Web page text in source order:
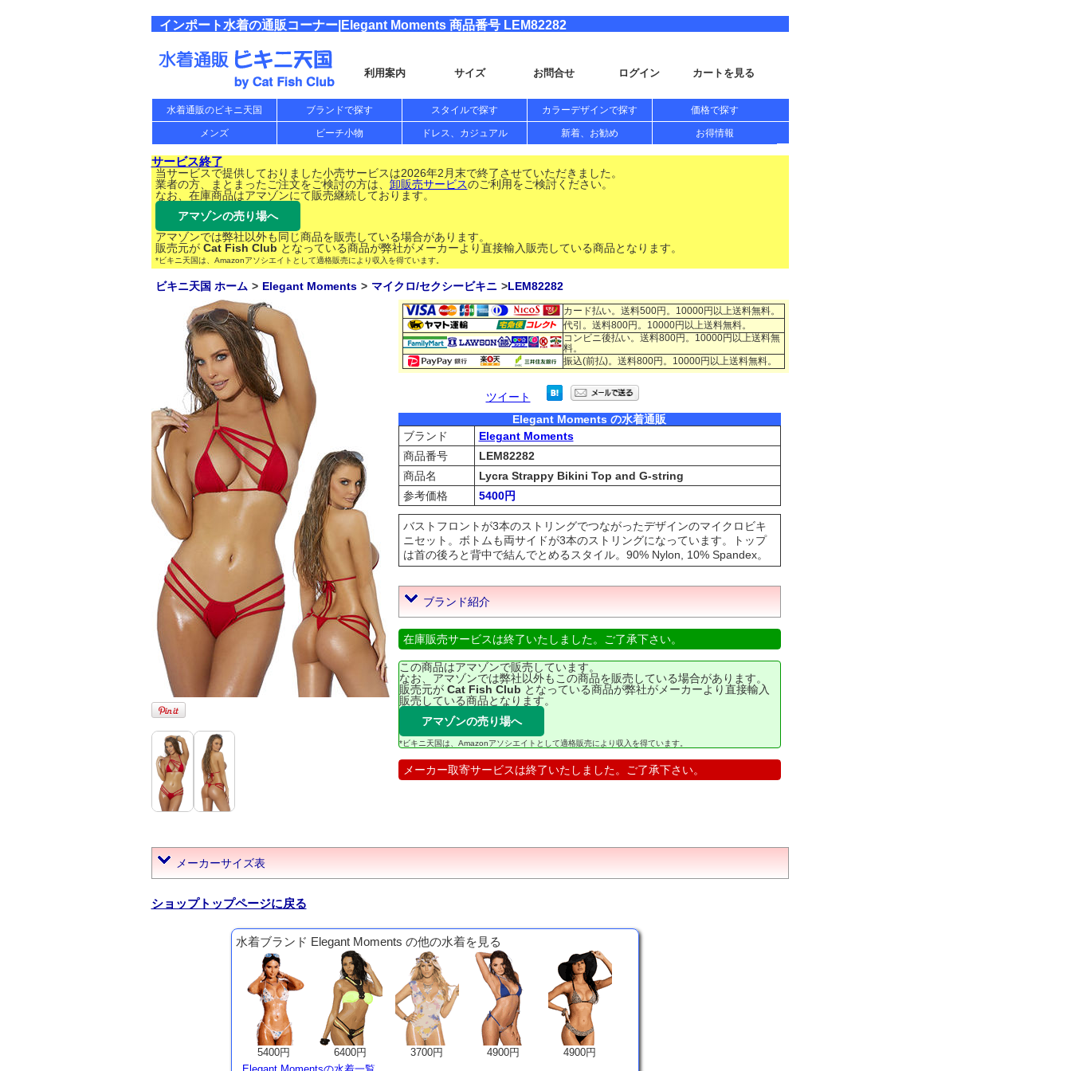
インポート水着の通販コーナー|Elegant Moments 商品番号 LEM82282
利用案内 サイズ お問合せ ログイン カートを見る
水着通販のビキニ天国 ブランドで探す スタイルで探す カラーデザインで探す 価格で探す
メンズ ビーチ小物 ドレス、カジュアル 新着、お勧め お得情報
サービス終了
当サービスで提供しておりました小売サービスは2026年2月末で終了させていただきました。
業者の方、まとまったご注文をご検討の方は、 卸販売サービスのご利用をご検討ください。
なお、在庫商品はアマゾンにて販売継続しております。
アマゾンの売り場へ
アマゾンでは弊社以外も同じ商品を販売している場合があります。
販売元が Cat Fish Club となっている商品が弊社がメーカーより直接輸入販売している商品となります。
*ビキニ天国は、Amazonアソシエイトとして適格販売により収入を得ています。
ビキニ天国 ホーム Elegant Moments マイクロ/セクシービキニ LEM82282
カード払い。送料500円。10000円以上送料無料。
代引。送料800円。10000円以上送料無料。
コンビニ後払い。送料800円。10000円以上送料無
料。
振込(前払)。送料800円。10000円以上送料無料。
ツイート
Elegant Moments の水着通販
ブランド
Elegant Moments
商品番号
LEM82282
商品名
Lycra Strappy Bikini Top and G-string
参考価格
5400円
バストフロントが3本のストリングでつながったデザインのマイクロビキ
ニセット。ボトムも両サイドが3本のストリングになっています。トップ
は首の後ろと背中で結んでとめるスタイル。90% Nylon, 10% Spandex。
ブランド紹介
在庫販売サービスは終了いたしました。ご了承下さい。
この商品はアマゾンで販売しています。
なお、アマゾンでは弊社以外もこの商品を販売している場合があります。
販売元が Cat Fish Club となっている商品が弊社がメーカーより直接輸入
販売している商品となります。
アマゾンの売り場へ
*ビキニ天国は、Amazonアソシエイトとして適格販売により収入を得ています。
メーカー取寄サービスは終了いたしました。ご了承下さい。
メーカーサイズ表
ショップトップページに戻る
水着ブランド Elegant Moments の他の水着を見る
5400円 6400円 3700円 4900円
4900円